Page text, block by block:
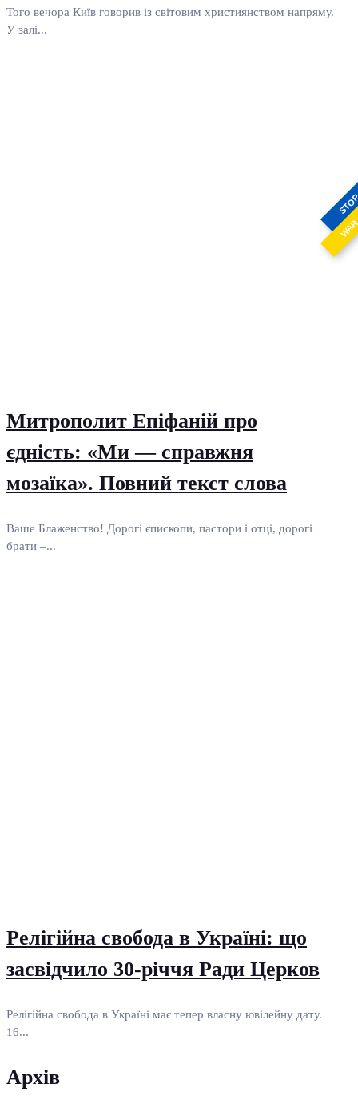
Того вечора Київ говорив із світовим християнством напряму.
У залі...
Митрополит Епіфаній про
єдність: «Ми — справжня
мозаїка». Повний текст слова
Ваше Блаженство! Дорогі єпископи, пастори і отці, дорогі
брати –...
Релігійна свобода в Україні: що
засвідчило 30-річчя Ради Церков
Релігійна свобода в Україні має тепер власну ювілейну дату.
16...
Архів